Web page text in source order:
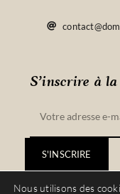
S’inscrire à
S'INSCRIRE
Nous utilisons des